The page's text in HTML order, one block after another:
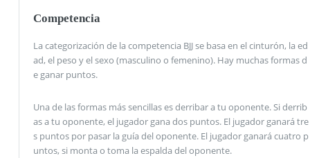
Competencia
La categorización de la competencia BJJ se basa en el cinturón, la ed
ad, el peso y el sexo (masculino o femenino). Hay muchas formas d
e ganar puntos.
Una de las formas más sencillas es derribar a tu oponente. Si derrib
as a tu oponente, el jugador gana dos puntos. El jugador ganará tre
s puntos por pasar la guía del oponente. El jugador ganará cuatro p
untos, si monta o toma la espalda del oponente.